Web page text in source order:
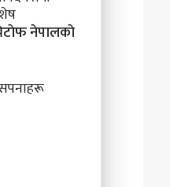
नेपालकाे